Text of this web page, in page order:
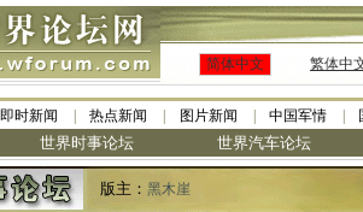
简体中文 繁体中
即时新闻 热点新闻 图片新闻 中国军情
世界时事论坛 世界汽车论坛
版主： 黑木崖